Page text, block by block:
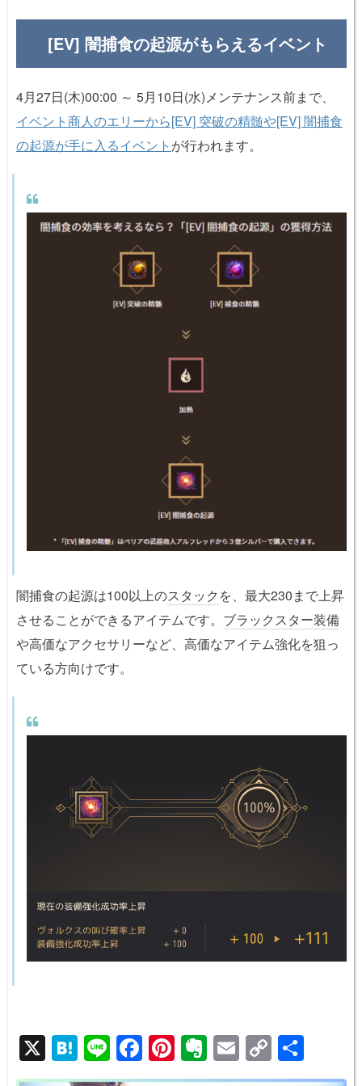
[EV] 闇捕食の起源がもらえるイベント
4月27日(木)00:00 ～ 5月10日(水)メンテナンス前まで、
イベント商人のエリーから[EV] 突破の精髄や[EV] 闇捕食
の起源が手に入るイベント が行われます。
闇捕食の起源は100以上のスタック を、最大230まで上昇
させることができるアイテムです。 ブラックスター装備
や高価なアクセサリーなど、高価なアイテム強化を狙っ
ている方向けです。
X H
at
Li
n
F
a
Pi
nt
E
v
E
m
C
o 有